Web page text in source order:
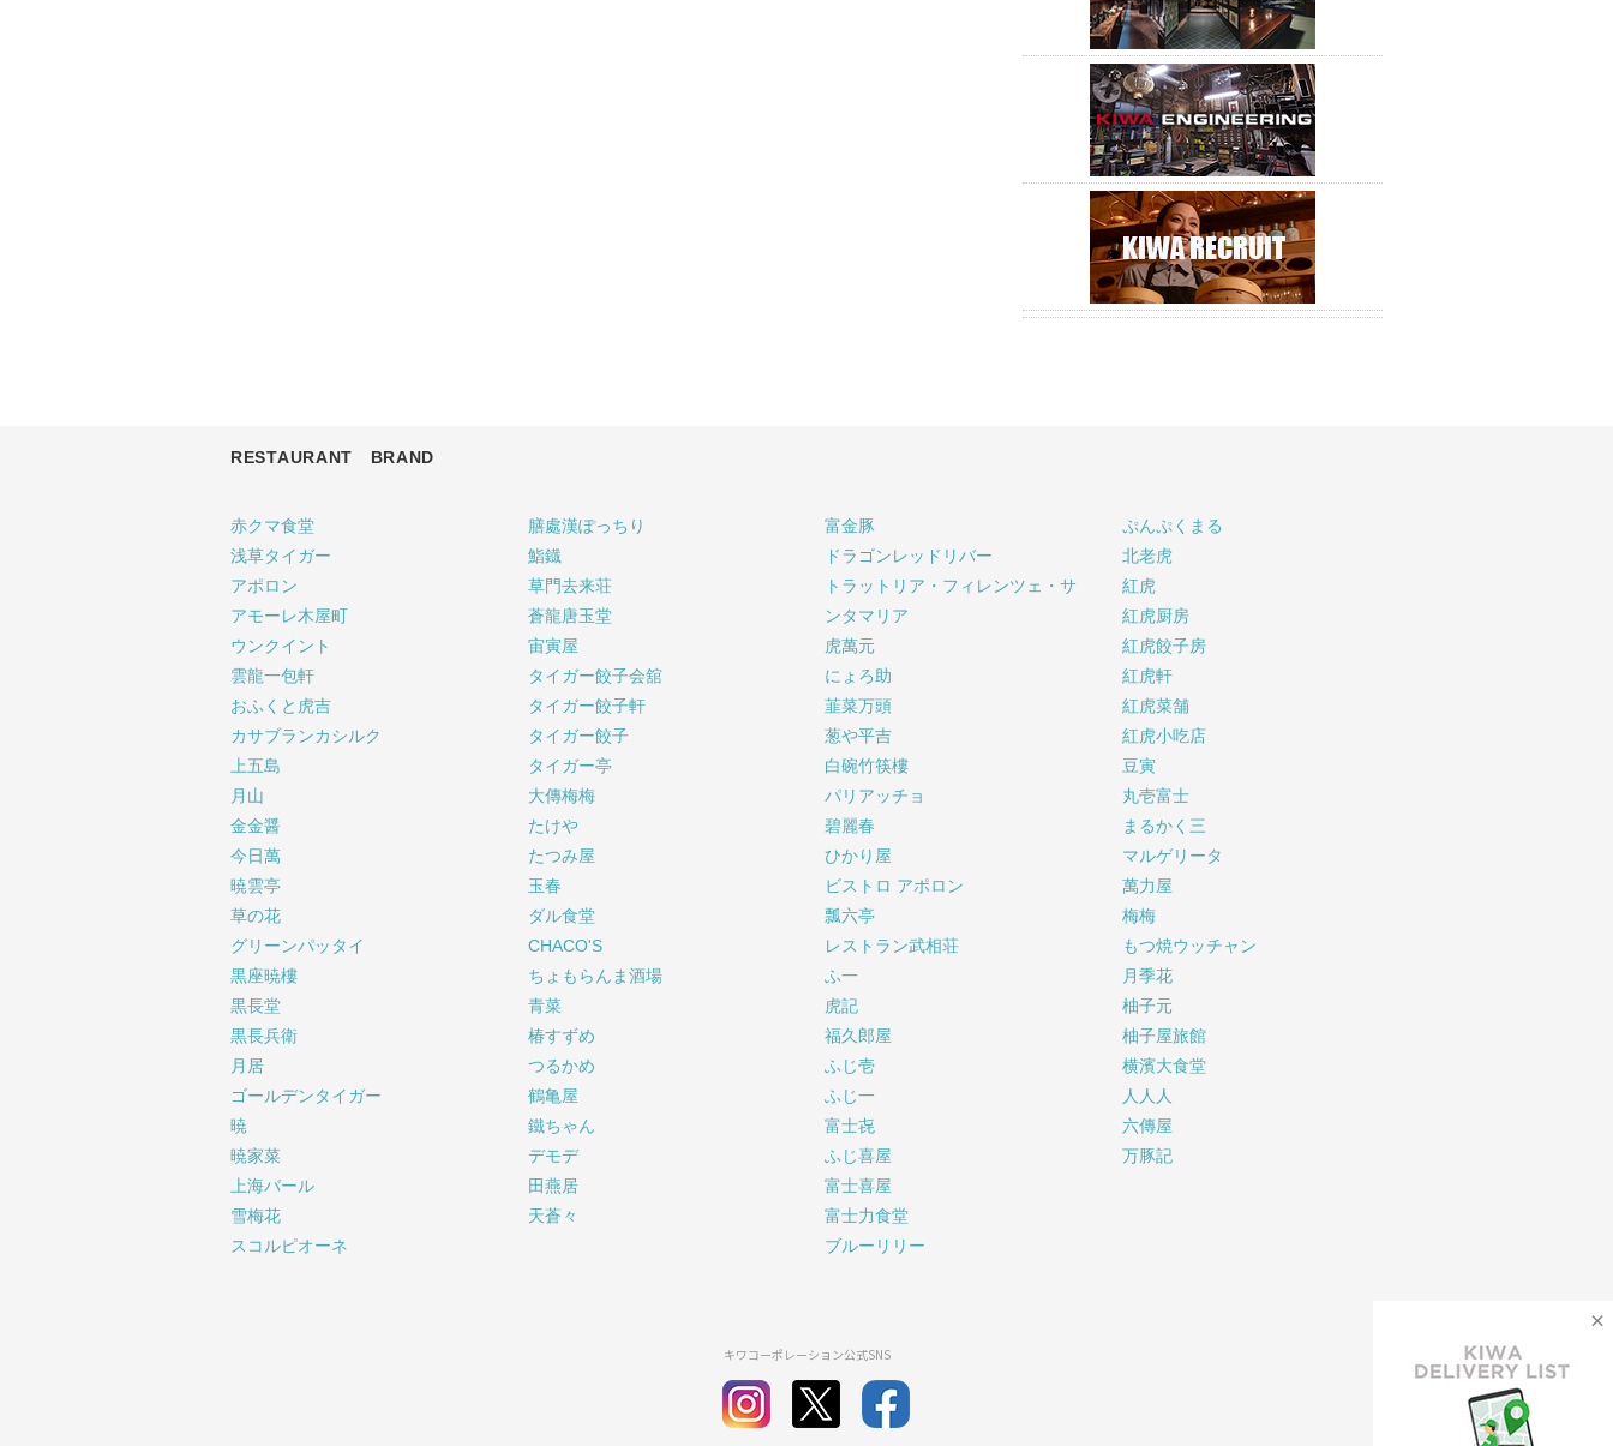
RESTAURANT BRAND
赤クマ食堂
浅草タイガー
アポロン
アモーレ木屋町
ウンクイント
雲龍一包軒
おふくと虎吉
カサブランカシルク
上五島
月山
金金醤
今日萬
暁雲亭
草の花
グリーンパッタイ
黒座暁樓
黒長堂
黒長兵衛
月居
ゴールデンタイガー
暁
暁家菜
上海バール
雪梅花
スコルピオーネ
膳處漢ぽっちり
鮨鐡
草門去来荘
蒼龍唐玉堂
宙寅屋
タイガー餃子会舘
タイガー餃子軒
タイガー餃子
タイガー亭
大傳梅梅
たけや
たつみ屋
玉春
ダル食堂
CHACO'S
ちょもらんま酒場
青菜
椿すずめ
つるかめ
鶴亀屋
鐵ちゃん
デモデ
田燕居
天蒼々
富金豚
ドラゴンレッドリバー
トラットリア・フィレンツェ・サ
ンタマリア
虎萬元
にょろ助
韮菜万頭
葱や平吉
白碗竹筷樓
パリアッチョ
碧麗春
ひかり屋
ビストロ アポロン
瓢六亭
レストラン武相荘
ふ一
虎記
福久郎屋
ふじ壱
ふじ一
富士㐂
ふじ喜屋
富士喜屋
富士力食堂
ブルーリリー
ぷんぷくまる
北老虎
紅虎
紅虎厨房
紅虎餃子房
紅虎軒
紅虎菜舗
紅虎小吃店
豆寅
丸壱富士
まるかく三
マルゲリータ
萬力屋
梅梅
もつ焼ウッチャン
月季花
柚子元
柚子屋旅館
横濱大食堂
人人人
六傳屋
万豚記
キワコーポレーション公式SNS
×